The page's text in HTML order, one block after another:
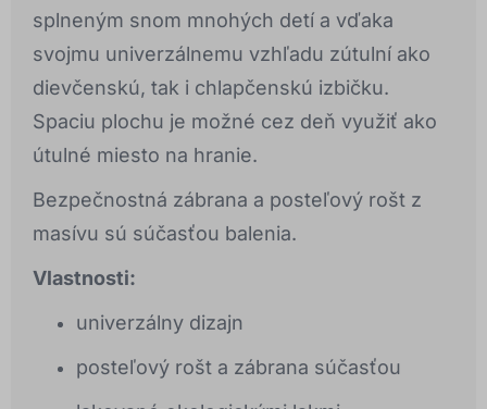
splneným snom mnohých detí a vďaka
svojmu univerzálnemu vzhľadu zútulní ako
dievčenskú, tak i chlapčenskú izbičku.
Spaciu plochu je možné cez deň využiť ako
útulné miesto na hranie.
Bezpečnostná zábrana a posteľový rošt z
masívu sú súčasťou balenia.
Vlastnosti:
univerzálny dizajn
posteľový rošt a zábrana súčasťou